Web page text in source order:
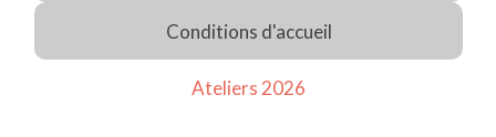
Conditions d'accueil
Ateliers 2026